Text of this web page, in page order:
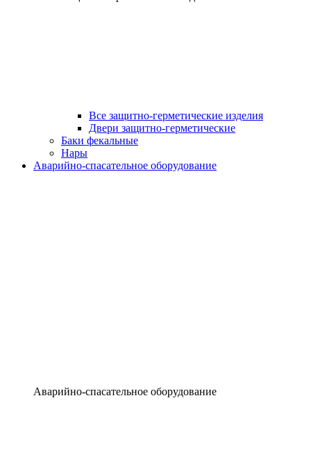
Все защитно-герметические изделия
Двери защитно-герметические
Баки фекальные
Нары
Аварийно-спасательное оборудование
Аварийно-спасательное оборудование